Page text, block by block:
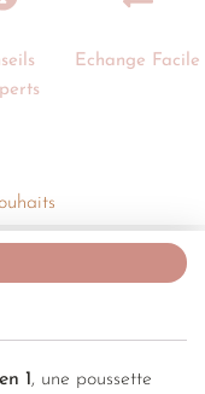
Echange Facile
1 , une poussette